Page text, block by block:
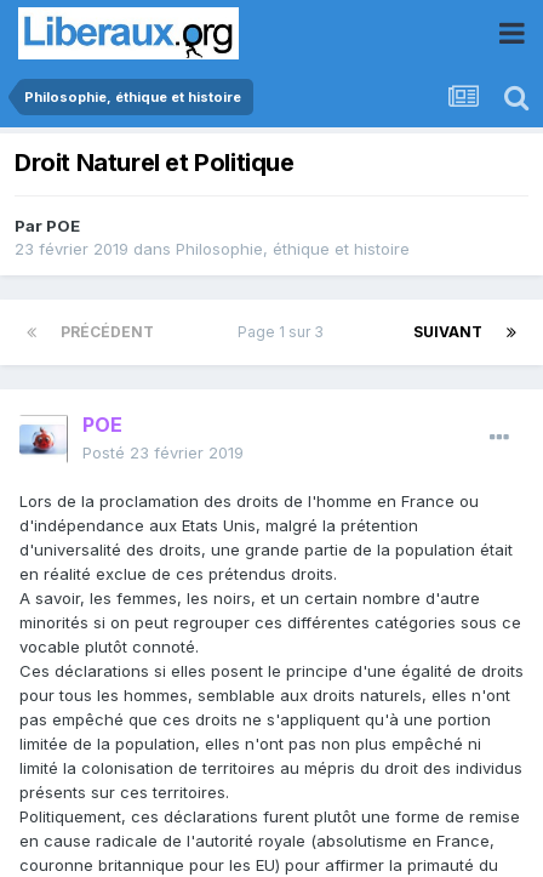
Philosophie, éthique et histoire
Droit Naturel et Politique
Par POE
23 février 2019 dans Philosophie, éthique et histoire
PRÉCÉDENT SUIVANT
Page 1 sur 3
POE
Posté 23 février 2019
Lors de la proclamation des droits de l'homme en France ou
d'indépendance aux Etats Unis, malgré la prétention
d'universalité des droits, une grande partie de la population était
en réalité exclue de ces prétendus droits.
A savoir, les femmes, les noirs, et un certain nombre d'autre
minorités si on peut regrouper ces différentes catégories sous ce
vocable plutôt connoté.
Ces déclarations si elles posent le principe d'une égalité de droits
pour tous les hommes, semblable aux droits naturels, elles n'ont
pas empêché que ces droits ne s'appliquent qu'à une portion
limitée de la population, elles n'ont pas non plus empêché ni
limité la colonisation de territoires au mépris du droit des individus
présents sur ces territoires.
Politiquement, ces déclarations furent plutôt une forme de remise
en cause radicale de l'autorité royale (absolutisme en France,
couronne britannique pour les EU) pour affirmer la primauté du